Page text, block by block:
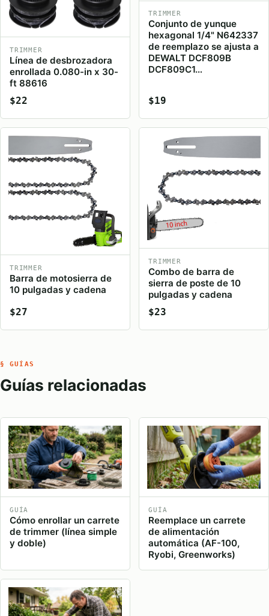
TRIMMER
Línea de desbrozadora
enrollada 0.080-in x 30-
ft 88616
$22
TRIMMER
Conjunto de yunque
hexagonal 1/4" N642337
de reemplazo se ajusta a
DEWALT DCF809B
DCF809C1…
$19
TRIMMER
Barra de motosierra de
10 pulgadas y cadena
$27
TRIMMER
Combo de barra de
sierra de poste de 10
pulgadas y cadena
$23
§ GUÍAS
Guías relacionadas
GUÍA
Cómo enrollar un carrete
de trimmer (línea simple
y doble)
GUÍA
Reemplace un carrete
de alimentación
automática (AF-100,
Ryobi, Greenworks)